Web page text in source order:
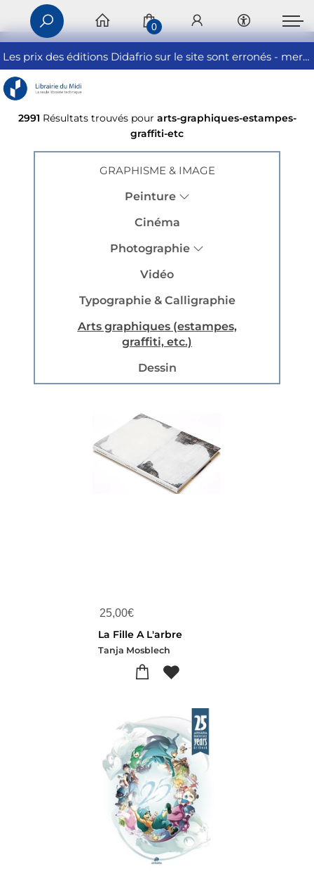
Les prix des éditions Didafrio sur le site sont erronés - merci de nous contacter
0
2991 Résultats trouvés pour arts-graphiques-estampes-
graffiti-etc
GRAPHISME & IMAGE
Peinture
Cinéma
Photographie
Vidéo
Typographie & Calligraphie
Arts graphiques (estampes,
graffiti, etc.)
Dessin
25,00€
La Fille A L'arbre
Tanja Mosblech